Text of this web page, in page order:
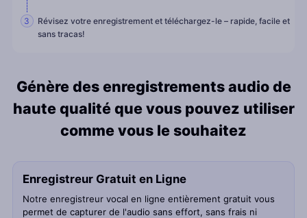
3
Révisez votre enregistrement et téléchargez-le – rapide, facile et
sans tracas!
Génère des enregistrements audio de
haute qualité que vous pouvez utiliser
comme vous le souhaitez
Enregistreur Gratuit en Ligne
Notre enregistreur vocal en ligne entièrement gratuit vous
permet de capturer de l'audio sans effort, sans frais ni